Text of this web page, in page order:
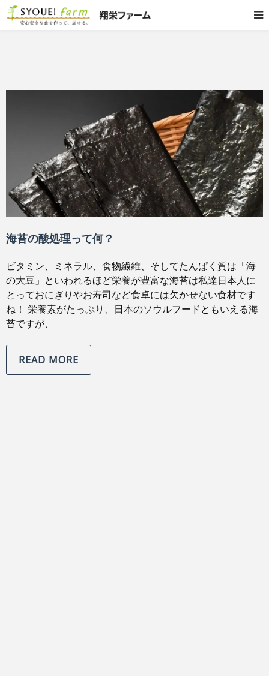
海苔の酸処理って何？
ビタミン、ミネラル、食物繊維、そしてたんぱく質は「海
の大豆」といわれるほど栄養が豊富な海苔は私達日本人に
とっておにぎりやお寿司など食卓には欠かせない食材です
ね！ 栄養素がたっぷり、日本のソウルフードともいえる海
苔ですが、
READ MORE